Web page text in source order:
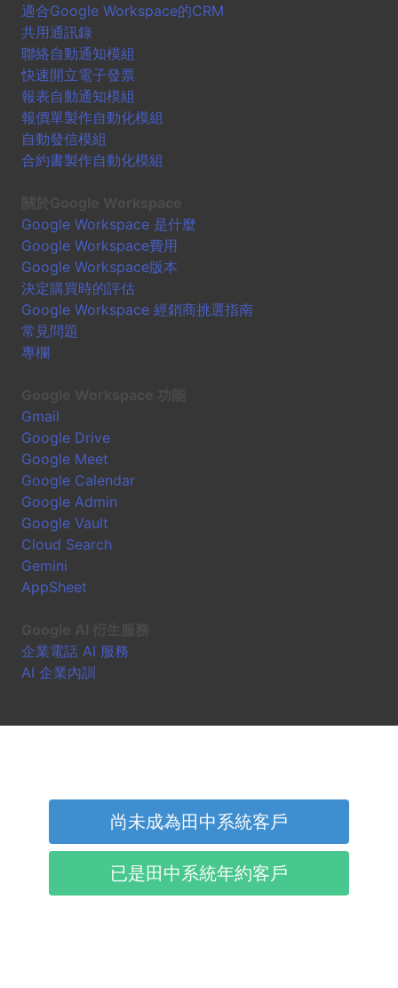
適合Google Workspace的CRM
共用通訊錄
聯絡自動通知模組
快速開立電子發票
報表自動通知模組
報價單製作自動化模組
自動發信模組
合約書製作自動化模組
Google Workspace 是什麼
Google Workspace費用
Google Workspace版本
決定購買時的評估
Google Workspace 經銷商挑選指南
常見問題
專欄
Gmail
Google Drive
Google Meet
Google Calendar
Google Admin
Google Vault
Cloud Search
Gemini
AppSheet
企業電話 AI 服務
AI 企業內訓
尚未成為田中系統客戶
已是田中系統年約客戶